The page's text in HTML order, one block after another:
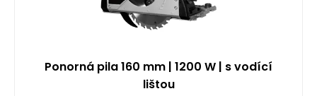
Ponorná pila 160 mm | 1200 W | s vodící
lištou